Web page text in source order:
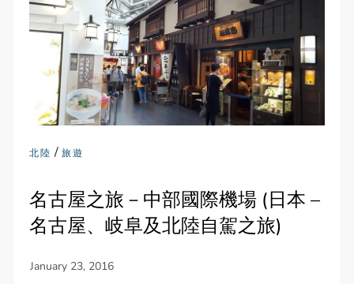
北陸 /旅遊
名古屋之旅－中部國際機場 (日本 –
名古屋、岐阜及北陸自駕之旅)